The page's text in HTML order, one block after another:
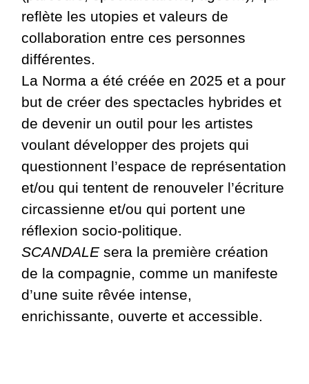
reflète les utopies et valeurs de
collaboration entre ces personnes
différentes.
La Norma a été créée en 2025 et a pour
but de créer des spectacles hybrides et
de devenir un outil pour les artistes
voulant développer des projets qui
questionnent l’espace de représentation
et/ou qui tentent de renouveler l’écriture
circassienne et/ou qui portent une
réflexion socio-politique.
SCANDALEsera la première création
de la compagnie, comme un manifeste
d’une suite rêvée intense,
enrichissante, ouverte et accessible.